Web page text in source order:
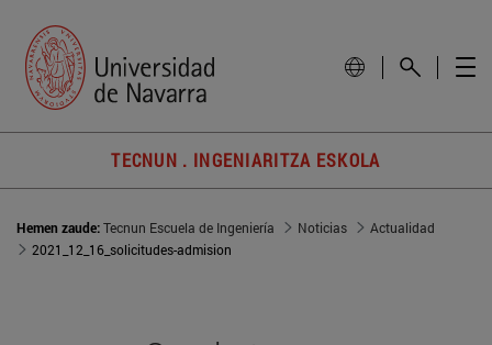
TECNUN . INGENIARITZA ESKOLA
Hemen zaude:Tecnun Escuela de Ingeniería Noticias
Actualidad
2021_12_16_solicitudes-admision